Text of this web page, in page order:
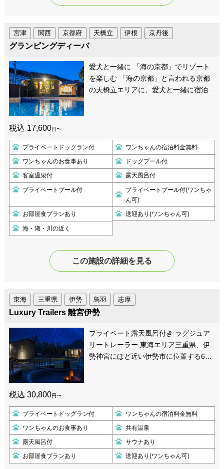
伊根 京丹後
宮津 関西 京都府 天橋立
グランピングディーバ
愛犬と一緒に 「海の京都」でリゾート
を楽しむ 「海の京都」と言われる京都
の天橋立エリアに、愛犬と一緒に宿泊…
税込 17,600円〜
プライベートドッグラン付 ワンちゃんの宿泊料金無料
ワンちゃんのお食事あり ドッグプール付
客室温泉付 露天風呂付
プライベートプール付
プライベートプール付(ワンちゃ
ん可)
お部屋食プランあり 送迎あり(ワンちゃん可)
海・湖・川の近く
この施設の詳細を見る
鳥羽 志摩
東海 三重県 伊勢
Luxury Trailers 離宮伊勢
プライベート露天風呂付き ラグジュア
リートレーラー 東海エリア三重県、伊
勢神宮にほど近い伊勢市に位置する6…
税込 30,800円〜
プライベートドッグラン付 ワンちゃんの宿泊料金無料
ワンちゃんのお食事あり 共有温泉
露天風呂付 サウナあり
お部屋食プランあり 送迎あり(ワンちゃん可)